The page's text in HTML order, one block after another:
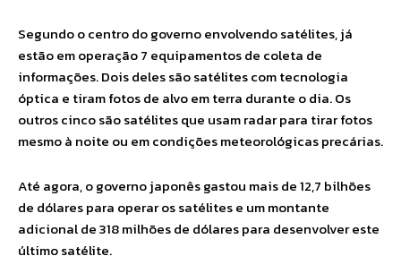
Segundo o centro do governo envolvendo satélites, já
estão em operação 7 equipamentos de coleta de
informações. Dois deles são satélites com tecnologia
óptica e tiram fotos de alvo em terra durante o dia. Os
outros cinco são satélites que usam radar para tirar fotos
mesmo à noite ou em condições meteorológicas precárias.
Até agora, o governo japonês gastou mais de 12,7 bilhões
de dólares para operar os satélites e um montante
adicional de 318 milhões de dólares para desenvolver este
último satélite.